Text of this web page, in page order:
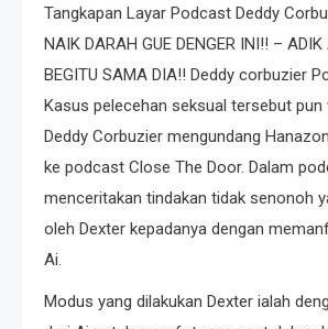
Tangkapan Layar Podcast Deddy
NAIK DARAH GUE DENGER INI!! –
BEGITU SAMA DIA!! Deddy corbuzier
Kasus pelecehan seksual tersebut pun
Deddy Corbuzier mengundang
ke podcast Close The Door. Dalam
menceritakan tindakan tidak senonoh
oleh Dexter kepadanya dengan
Ai.
Modus yang dilakukan Dexter ialah